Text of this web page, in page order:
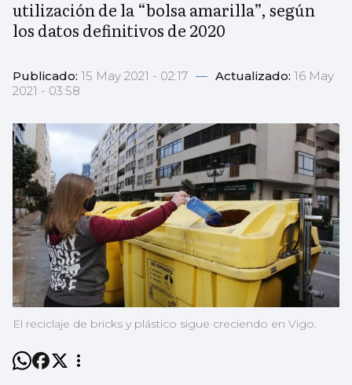
utilización de la “bolsa amarilla”, según
los datos definitivos de 2020
Publicado: 15 May 2021 - 02:17 — Actualizado: 16 May
2021 - 03:58
El reciclaje de bricks y plástico sigue creciendo en Vigo.